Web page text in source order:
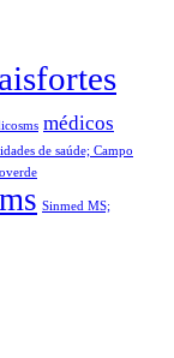
médicos
de saúde; Campo
Sinmed MS;